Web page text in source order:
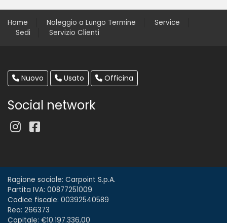
Home Noleggio a Lungo Termine
Service
Sedi
Servizio Clienti
Nuovo Usato Officina
Social network
Ragione sociale: Carpoint S.p.A.
Partita IVA: 00877251009
Codice fiscale: 00392540589
Rea: 266373
Capitale: €10.197.336,00